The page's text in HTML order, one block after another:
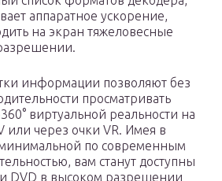
аппаратное ускорение,
на экран тяжеловесные
информации позволяют без
просматривать
виртуальной реальности на
или через очки VR. Имея в
по современным
вам станут доступны
DVD в высоком разрешении